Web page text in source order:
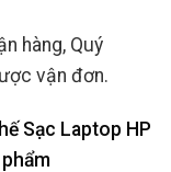
hàng, Quý
vận đơn.
Sạc Laptop HP